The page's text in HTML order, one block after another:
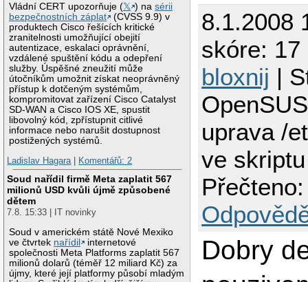
Vládní CERT upozorňuje (𝕏 ) nasérii
bezpečnostních záplat
(CVSS 9.9) v
produktech Cisco řešících kritické
zranitelnosti umožňující obejití
autentizace, eskalaci oprávnění,
vzdálené spuštění kódu a odepření
služby. Úspěšné zneužití může
útočníkům umožnit získat neoprávněný
přístup k dotčeným systémům,
kompromitovat zařízení Cisco Catalyst
SD-WAN a Cisco IOS XE, spustit
libovolný kód, zpřístupnit citlivé
informace nebo narušit dostupnost
postižených systémů.
Ladislav Hagara| Komentářů: 2
Soud nařídil firmě Meta zaplatit 567
milionů USD kvůli újmě způsobené
dětem
7.8. 15:33 | IT novinky
Soud v americkém státě Nové Mexiko
ve čtvrtek nařídil
internetové
společnosti Meta Platforms zaplatit 567
milionů dolarů (téměř 12 miliard Kč) za
újmy, které její platformy působí mladým
8.1.2008
skóre: 17
bloxnij |
uprava /
ve skriptu
Dobry